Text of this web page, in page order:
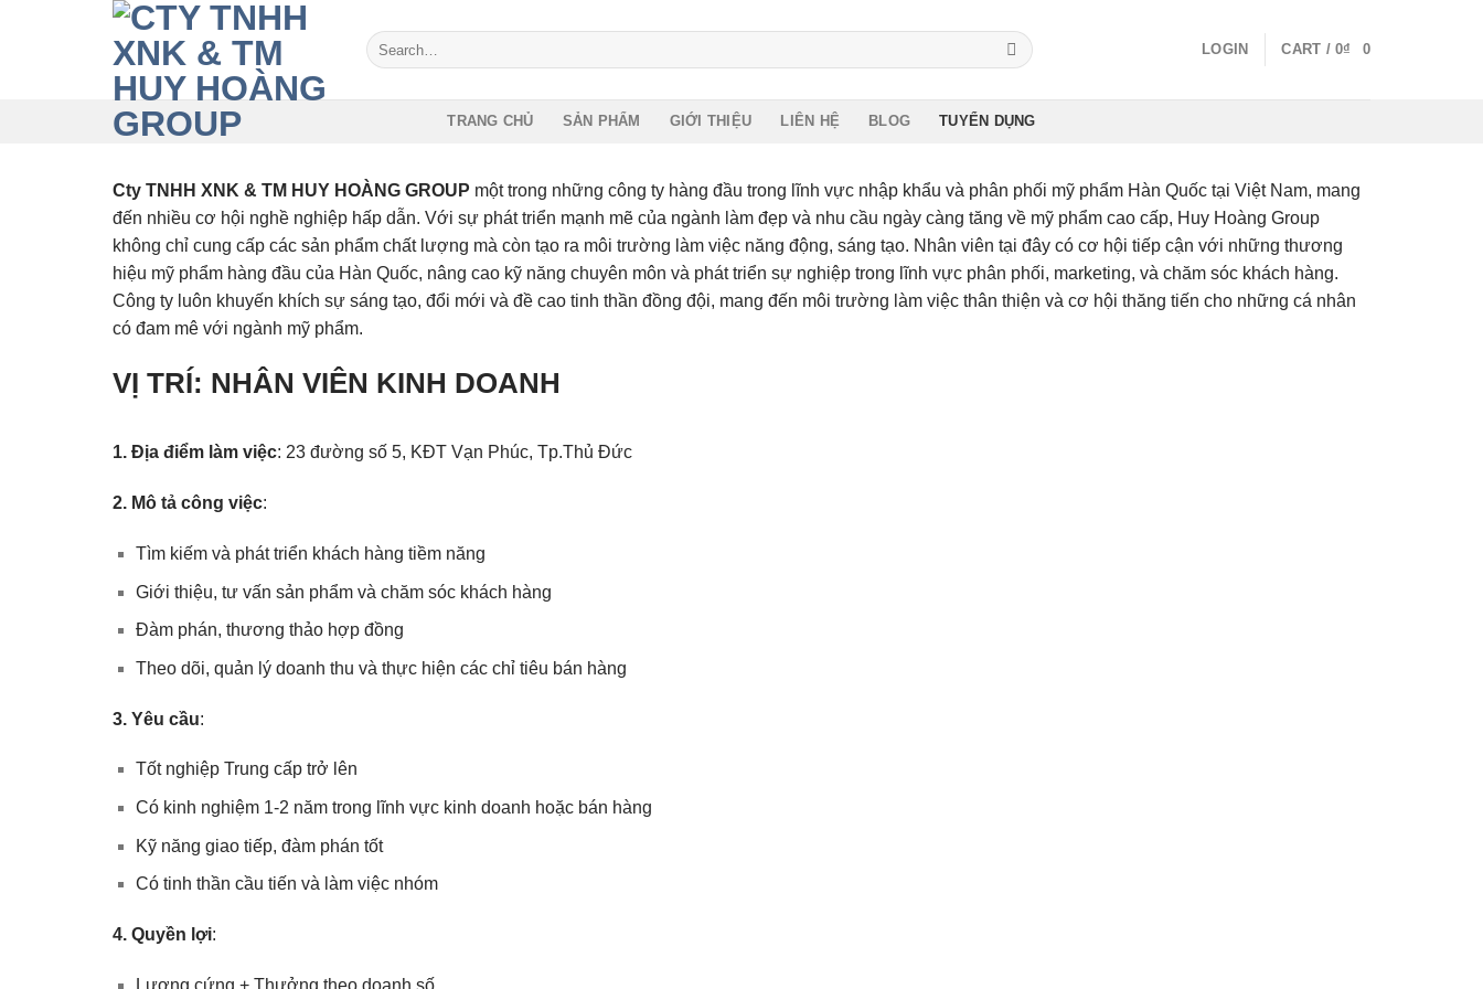
Search
for:
LOGIN CART /0₫ 0
TRANG CHỦ SẢN PHẨM GIỚI THIỆU LIÊN HỆ BLOG TUYỂN DỤNG
Cty TNHH XNK & TM HUY HOÀNG GROUP một trong những công ty hàng đầu trong lĩnh vực nhập khẩu và phân phối mỹ phẩm Hàn Quốc tại Việt Nam, mang
đến nhiều cơ hội nghề nghiệp hấp dẫn. Với sự phát triển mạnh mẽ của ngành làm đẹp và nhu cầu ngày càng tăng về mỹ phẩm cao cấp, Huy Hoàng Group
không chỉ cung cấp các sản phẩm chất lượng mà còn tạo ra môi trường làm việc năng động, sáng tạo. Nhân viên tại đây có cơ hội tiếp cận với những thương
hiệu mỹ phẩm hàng đầu của Hàn Quốc, nâng cao kỹ năng chuyên môn và phát triển sự nghiệp trong lĩnh vực phân phối, marketing, và chăm sóc khách hàng.
Công ty luôn khuyến khích sự sáng tạo, đổi mới và đề cao tinh thần đồng đội, mang đến môi trường làm việc thân thiện và cơ hội thăng tiến cho những cá nhân
có đam mê với ngành mỹ phẩm.
VỊ TRÍ: NHÂN VIÊN KINH DOANH
1. Địa điểm làm việc: 23 đường số 5, KĐT Vạn Phúc, Tp.Thủ Đức
2. Mô tả công việc:
Tìm kiếm và phát triển khách hàng tiềm năng
Giới thiệu, tư vấn sản phẩm và chăm sóc khách hàng
Đàm phán, thương thảo hợp đồng
Theo dõi, quản lý doanh thu và thực hiện các chỉ tiêu bán hàng
3. Yêu cầu:
Tốt nghiệp Trung cấp trở lên
Có kinh nghiệm 1-2 năm trong lĩnh vực kinh doanh hoặc bán hàng
Kỹ năng giao tiếp, đàm phán tốt
Có tinh thần cầu tiến và làm việc nhóm
4. Quyền lợi:
Lương cứng + Thưởng theo doanh số